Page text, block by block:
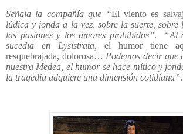
Señala la compañía que “El viento es
lúdica y jonda a la vez, sobre la suerte, sobre
las pasiones y los amores prohibidos”.
“Al
sucedía en Lysístrata, el humor tiene
resquebrajada, dolorosa… Podemos decir que
nuestra Medea, el humor se hace mítico y
la tragedia adquiere una dimensión cotidiana”.